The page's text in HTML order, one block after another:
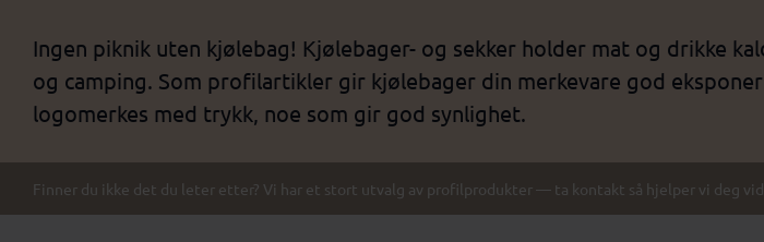
Ingen piknik uten kjølebag! Kjølebager- og sekker holder mat og drikke
og camping. Som profilartikler gir kjølebager din merkevare god
logomerkes med trykk, noe som gir god synlighet.
Finner du ikke det du leter etter? Vi har et stort utvalg av profilprodukter — ta kontakt så hjelper vi deg